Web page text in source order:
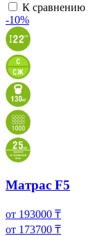
К сравнению
-10%
Матрас F5
от 193000 ₸
от 173700 ₸